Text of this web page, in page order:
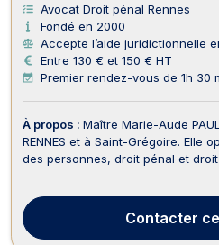
Avocat Droit pénal Rennes
Fondé en 2000
Accepte l’aide juridictionnelle
Entre 130 € et 150 € HT
Premier rendez-vous de 1h 30
À propos : Maître Marie-Aude
RENNES et à Saint-Grégoire. Elle
des personnes, droit pénal et
séparation et de demande de
Contacter